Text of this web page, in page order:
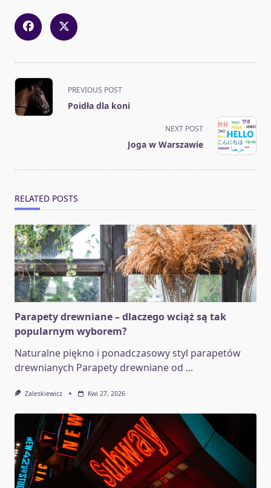
<span
class="nav-
subtitle
PREVIOUS POST
Poidła dla koni
NEXT POST
Joga w Warszawie
RELATED POSTS
Parapety drewniane – dlaczego wciąż są tak
popularnym wyborem?
Naturalne piękno i ponadczasowy styl parapetów
drewnianych Parapety drewniane od ...
Zaleskiewicz Kwi 27, 2026